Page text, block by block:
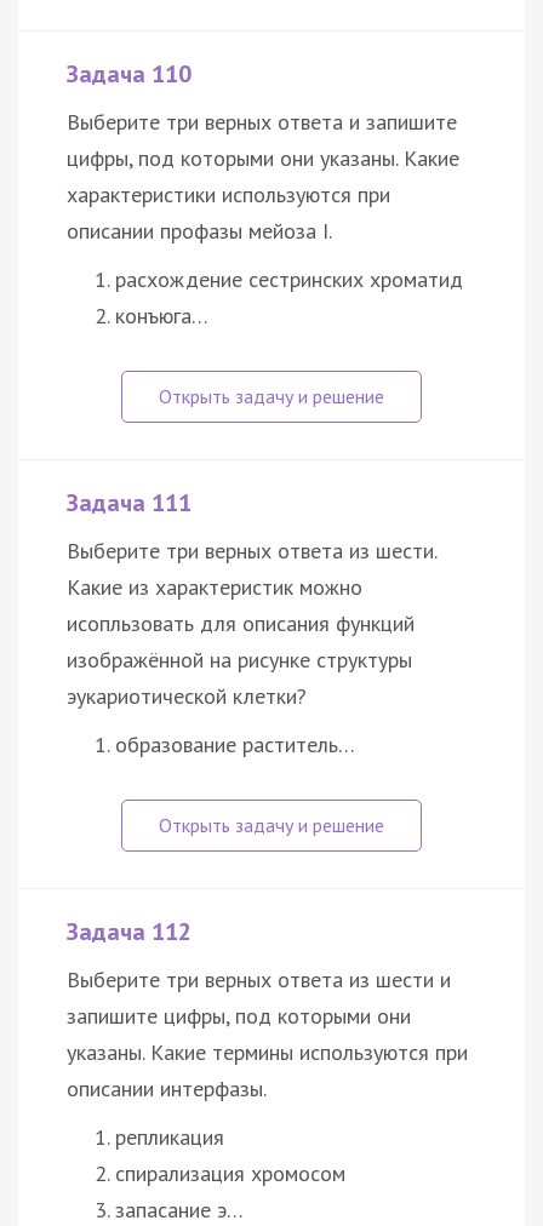
Задача 110
Выберите три верных ответа и запишите
цифры, под которыми они указаны. Какие
характеристики используются при
описании профазы мейоза I.
расхождение сестринских хроматид
конъюга…
Задача 111
Выберите три верных ответа из шести.
Какие из характеристик можно
исопльзовать для описания функций
изображённой на рисунке структуры
эукариотической клетки?
образование раститель…
Задача 112
Выберите три верных ответа из шести и
запишите цифры, под которыми они
указаны. Какие термины используются при
описании интерфазы.
репликация
спирализация хромосом
запасание э…